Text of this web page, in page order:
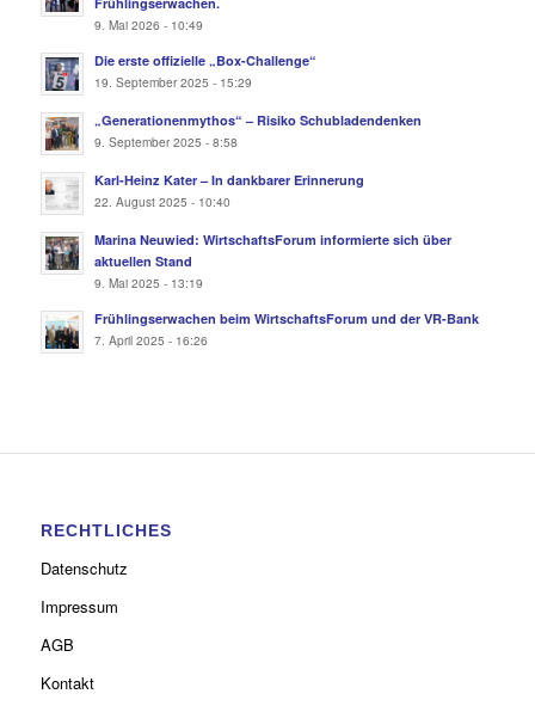
9. Mai 2026 - 10:49
Die erste offizielle „Box-Challenge“
19. September 2025 - 15:29
„Generationenmythos“ – Risiko Schubladendenken
9. September 2025 - 8:58
Karl-Heinz Kater – In dankbarer Erinnerung
22. August 2025 - 10:40
Marina Neuwied: WirtschaftsForum informierte sich über
aktuellen Stand
9. Mai 2025 - 13:19
Frühlingserwachen beim WirtschaftsForum und der VR-Bank
7. April 2025 - 16:26
RECHTLICHES
Datenschutz
Impressum
AGB
Kontakt